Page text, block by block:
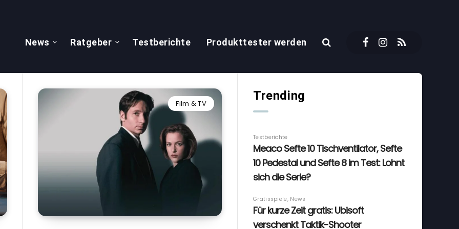
News Ratgeber Testberichte Produkttester werden
Film & TV
Trending